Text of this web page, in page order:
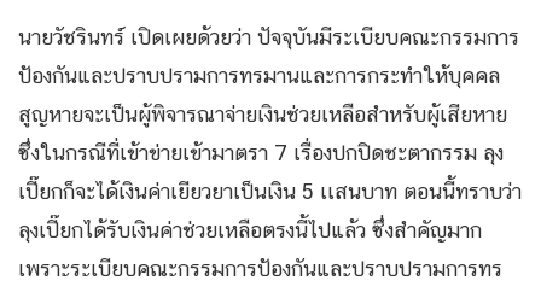
นายวัชรินทร์ เปิดเผยด้วยว่า ปัจจุบันมีระเบียบคณะกรรมการ
ป้องกันและปราบปรามการทรมานและการกระทําให้บุคคล
สูญหายจะเป็นผู้พิจารณาจ่ายเงินช่วยเหลือสําหรับผู้เสียหาย
ซึ่งในกรณีที่เข้าข่ายเข้ามาตรา 7 เรื่องปกปิดชะตากรรม ลุง
เปี๊ยกก็จะได้เงินค่าเยียวยาเป็นเงิน 5 เเสนบาท ตอนนี้ทราบว่า
ลุงเปี๊ยกได้รับเงินค่าช่วยเหลือตรงนี้ไปแล้ว ซึ่งสำคัญมาก
เพราะระเบียบคณะกรรมการป้องกันและปราบปรามการทร